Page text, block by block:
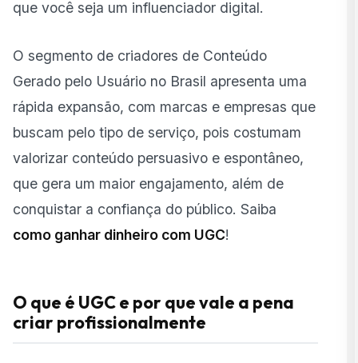
que você seja um influenciador digital.
O segmento de criadores de Conteúdo
Gerado pelo Usuário no Brasil apresenta uma
rápida expansão, com marcas e empresas que
buscam pelo tipo de serviço, pois costumam
valorizar conteúdo persuasivo e espontâneo,
que gera um maior engajamento, além de
conquistar a confiança do público. Saiba
como ganhar dinheiro com UGC!
O que é UGC e por que vale a pena
criar profissionalmente